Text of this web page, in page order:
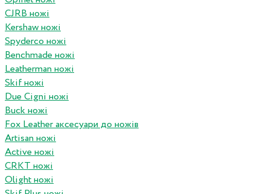
CJRB ножі
Kershaw ножі
Spyderco ножі
Benchmade ножі
Leatherman ножі
Skif ножі
Due Cigni ножі
Buck ножі
Fox Leather аксесуари до ножів
Artisan ножі
Active ножі
CRKT ножі
Olight ножі